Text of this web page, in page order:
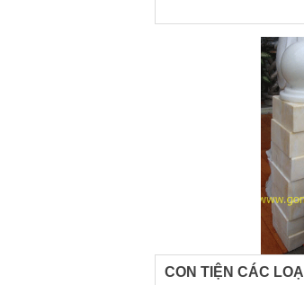
CON TIỆN CÁC LOẠI